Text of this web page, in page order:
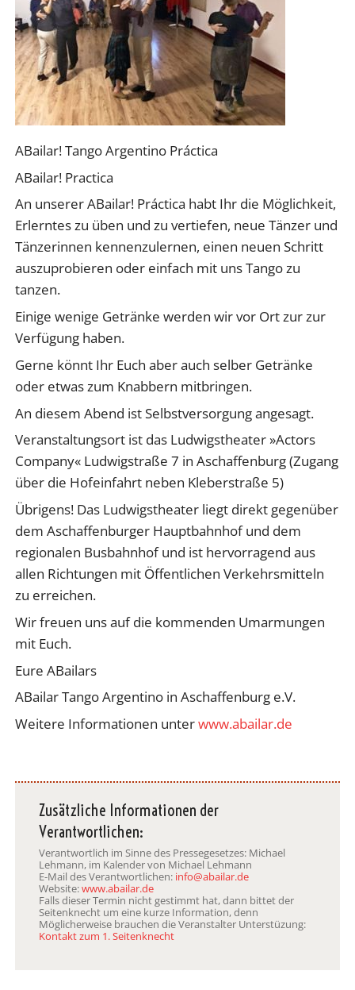
ABailar! Tango Argentino Práctica
ABailar! Practica
An unserer ABailar! Práctica habt Ihr die Möglichkeit,
Erlerntes zu üben und zu vertiefen, neue Tänzer und
Tänzerinnen kennenzulernen, einen neuen Schritt
auszuprobieren oder einfach mit uns Tango zu
tanzen.
Einige wenige Getränke werden wir vor Ort zur zur
Verfügung haben.
Gerne könnt Ihr Euch aber auch selber Getränke
oder etwas zum Knabbern mitbringen.
An diesem Abend ist Selbstversorgung angesagt.
Veranstaltungsort ist das Ludwigstheater »Actors
Company« Ludwigstraße 7 in Aschaffenburg (Zugang
über die Hofeinfahrt neben Kleberstraße 5)
Übrigens! Das Ludwigstheater liegt direkt gegenüber
dem Aschaffenburger Hauptbahnhof und dem
regionalen Busbahnhof und ist hervorragend aus
allen Richtungen mit Öffentlichen Verkehrsmitteln
zu erreichen.
Wir freuen uns auf die kommenden Umarmungen
mit Euch.
Eure ABailars
ABailar Tango Argentino in Aschaffenburg e.V.
Weitere Informationen unterwww.abailar.de
Zusätzliche Informationen der
Verantwortlichen:
Verantwortlich im Sinne des Pressegesetzes: Michael
Lehmann, im Kalender von Michael Lehmann
E-Mail des Verantwortlichen: info@abailar.de
Website:www.abailar.de
Falls dieser Termin nicht gestimmt hat, dann bittet der
Seitenknecht um eine kurze Information, denn
Möglicherweise brauchen die Veranstalter Unterstüzung:
Kontakt zum 1. Seitenknecht